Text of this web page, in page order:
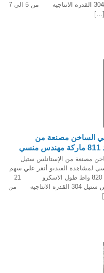
خامة الاسكرو من الاستانلس ستيل 304 القدره الانتاجيه من 5 الي 7
الساخن مصنعة من
مصنعة من الإستانلس ستيل
مهندس منسي لمشاهدة الفيديو أنقر علي سهم
التشغيل المواصفات الطاقة 820 واط طول الاسكرو 21
سنتيمتر خامة الاسكرو من الاستانلس ستيل 304 القدره الانتاجيه من